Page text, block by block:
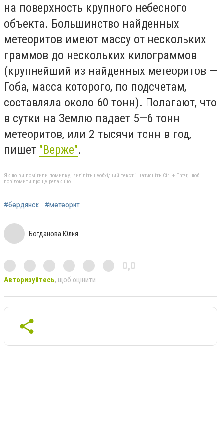
на поверхность крупного небесного
объекта. Большинство найденных
метеоритов имеют массу от нескольких
граммов до нескольких килограммов
(крупнейший из найденных метеоритов —
Гоба, масса которого, по подсчетам,
составляла около 60 тонн). Полагают, что
в сутки на Землю падает 5—6 тонн
метеоритов, или 2 тысячи тонн в год,
пишет "Верже".
Якщо ви помітили помилку, виділіть необхідний текст і натисніть Ctrl + Enter, щоб
повідомити про це редакцію
#бердянск #метеорит
Богданова Юлия
0,0
Авторизуйтесь, щоб оцінити